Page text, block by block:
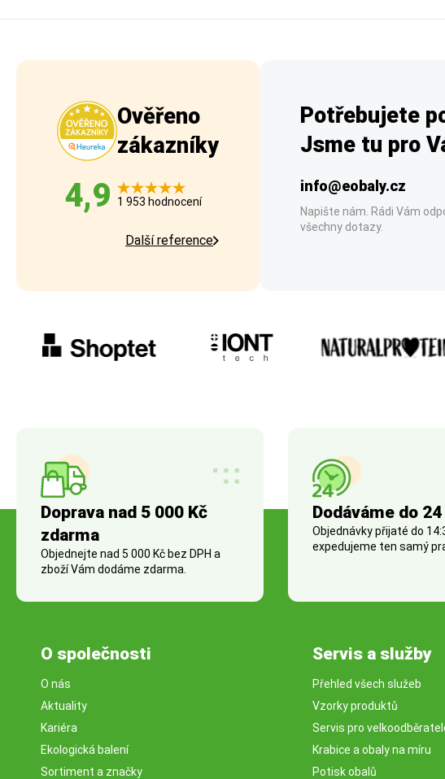
Ověřeno
zákazníky
4,9 1 953 hodnocení
Další reference
Potřebujete
Jsme tu pro
info@eobaly.cz
Napište nám. Rádi Vám
všechny dotazy.
Doprava nad 5 000 Kč
zdarma
Objednejte nad 5 000 Kč bez DPH a
zboží Vám dodáme zdarma.
Dodáváme do
Objednávky přijaté do
expedujeme ten samý
O společnosti
O nás
Aktuality
Kariéra
Ekologická balení
Sortiment a značky
Servis a služby
Přehled všech služeb
Vzorky produktů
Servis pro
Krabice a obaly na míru
Potisk obalů